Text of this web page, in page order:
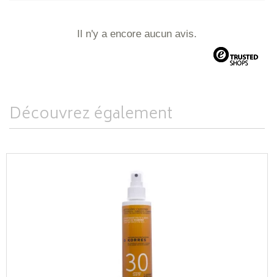
Il n'y a encore aucun avis.
Découvrez également